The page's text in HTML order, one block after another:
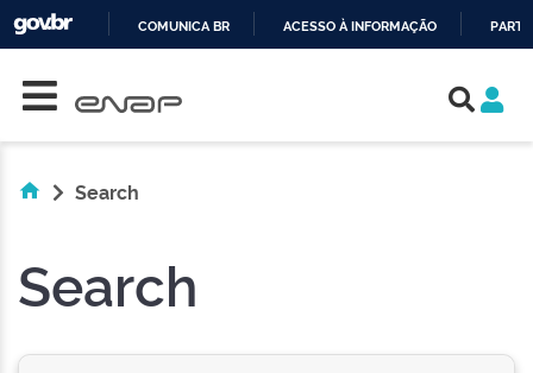
COMUNICA BR ACESSO À INFORMAÇÃO
Search
Search